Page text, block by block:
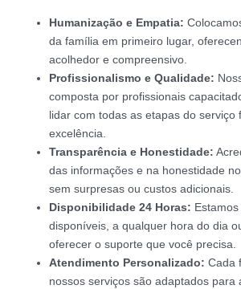
Humanização e Empatia:
da família em primeiro lugar,
acolhedor e compreensivo.
Profissionalismo e Qualidade:
composta por profissionais
lidar com todas as etapas do serviço
excelência.
Transparência e Honestidade:
das informações e na honestidade
sem surpresas ou custos adicionais.
Disponibilidade 24 Horas:
disponíveis, a qualquer hora do dia
oferecer o suporte que você precisa.
Atendimento Personalizado: Cada
nossos serviços são adaptados para